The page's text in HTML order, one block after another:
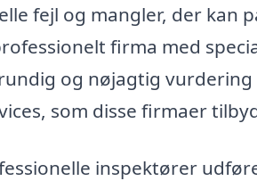
fejl og mangler, der kan
firma med
og nøjagtig
som disse firmaer
inspektører